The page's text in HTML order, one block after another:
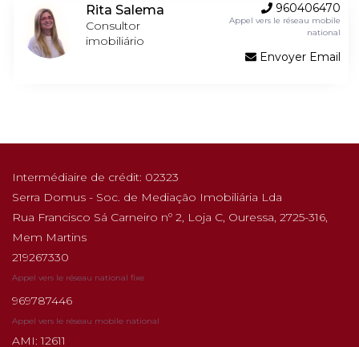
Rita Salema
Consultor
imobiliário
960406470
Appel vers le réseau mobile
national
Envoyer Email
Intermédiaire de crédit: 02323
Serra Domus - Soc. de Mediação Imobiliária Lda
Rua Francisco Sá Carneiro nº 2, Loja C, Ouressa, 2725-316,
Mem Martins
219267330
Appel vers le réseau national fixe
969787446
Appel vers le réseau mobile national
AMI: 12611